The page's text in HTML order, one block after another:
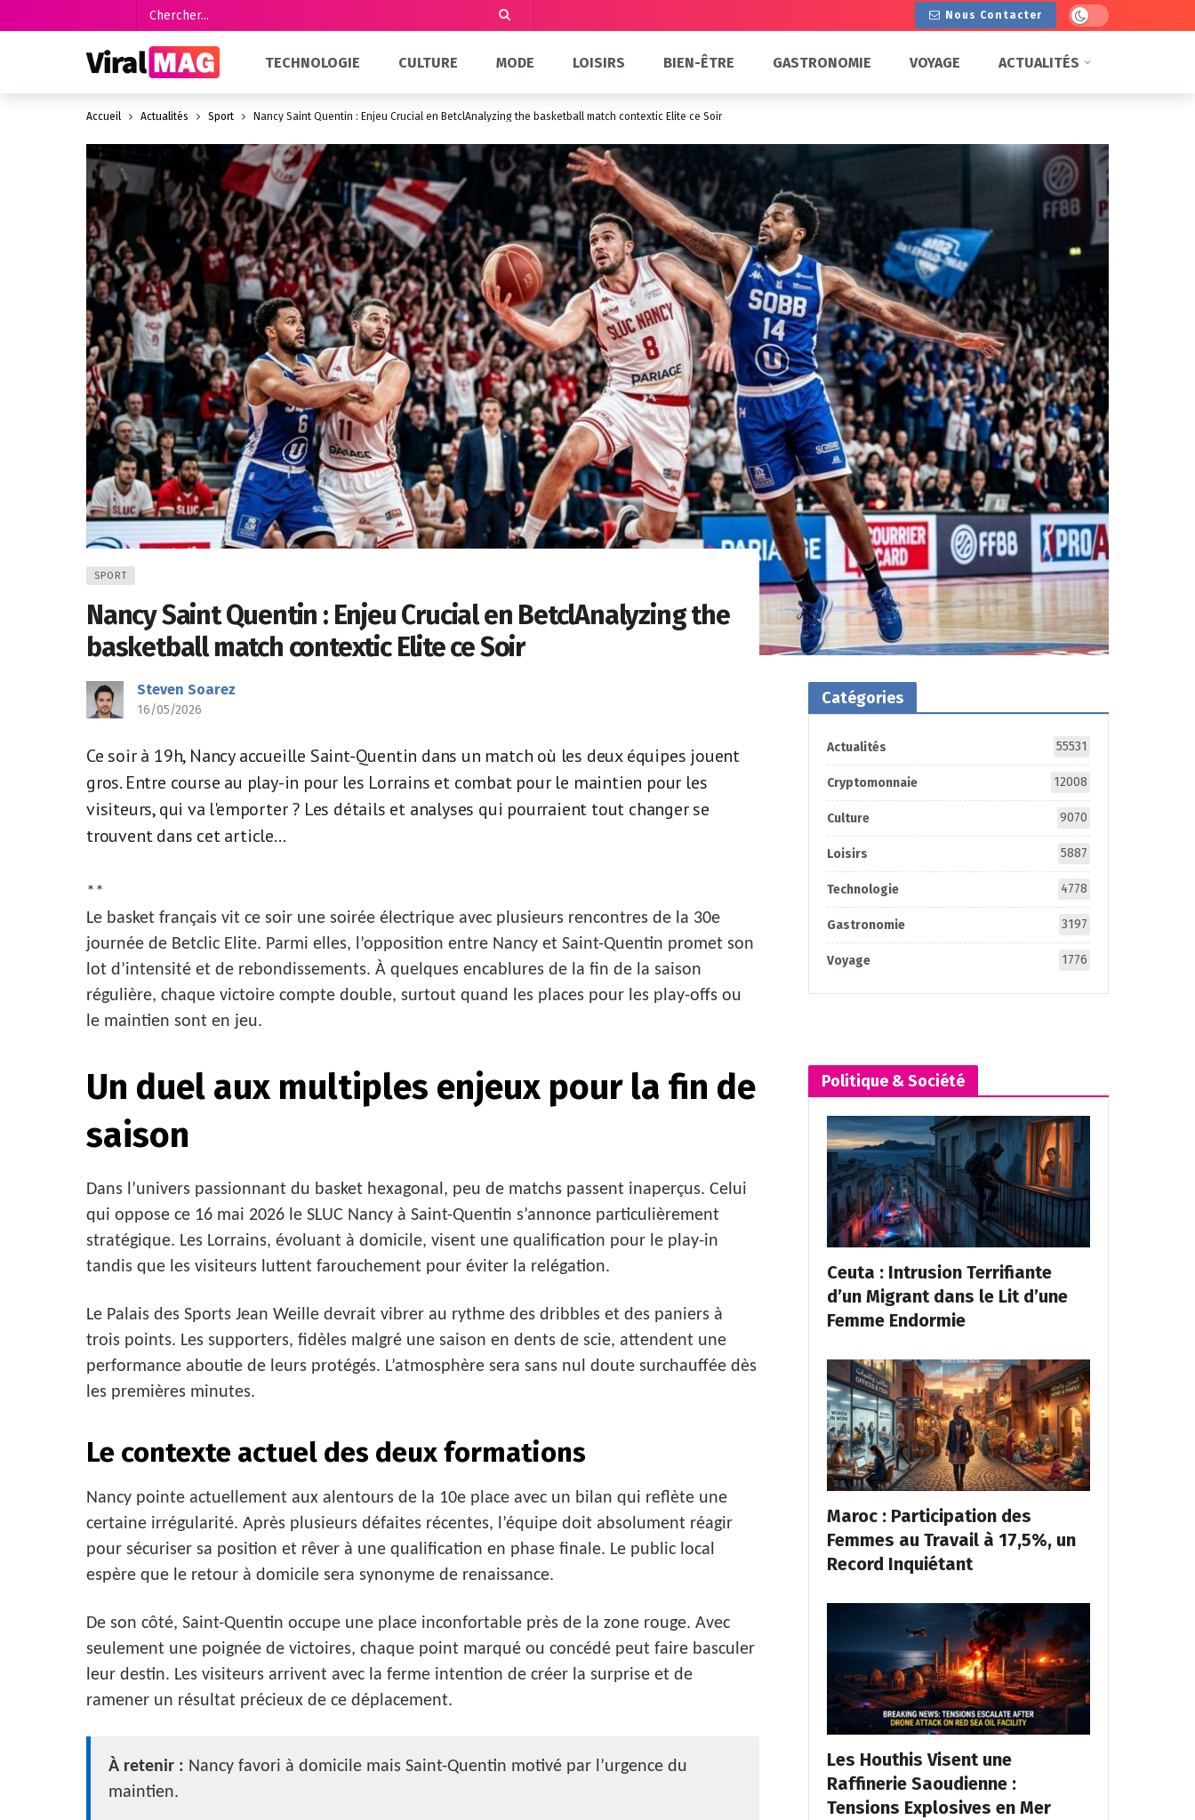
Nous Contacter Dark mode
TECHNOLOGIE CULTURE MODE LOISIRS BIEN-ÊTRE GASTRONOMIE VOYAGE ACTUALITÉS
Accueil Actualités Sport Nancy Saint Quentin : Enjeu Crucial en BetclAnalyzing the basketball match contextic Elite ce Soir
SPORT
Nancy Saint Quentin : Enjeu Crucial en BetclAnalyzing the
basketball match contextic Elite ce Soir
Steven Soarez
16/05/2026
Ce soir à 19h, Nancy accueille Saint-Quentin dans un match où les deux équipes jouent
gros. Entre course au play-in pour les Lorrains et combat pour le maintien pour les
visiteurs, qui va l'emporter ? Les détails et analyses qui pourraient tout changer se
trouvent dans cet article...
**
Le basket français vit ce soir une soirée électrique avec plusieurs rencontres de la 30e
journée de Betclic Elite. Parmi elles, l’opposition entre Nancy et Saint-Quentin promet son
lot d’intensité et de rebondissements. À quelques encablures de la fin de la saison
régulière, chaque victoire compte double, surtout quand les places pour les play-offs ou
le maintien sont en jeu.
Un duel aux multiples enjeux pour la fin de
saison
Dans l’univers passionnant du basket hexagonal, peu de matchs passent inaperçus. Celui
qui oppose ce 16 mai 2026 le SLUC Nancy à Saint-Quentin s’annonce particulièrement
stratégique. Les Lorrains, évoluant à domicile, visent une qualification pour le play-in
tandis que les visiteurs luttent farouchement pour éviter la relégation.
Le Palais des Sports Jean Weille devrait vibrer au rythme des dribbles et des paniers à
trois points. Les supporters, fidèles malgré une saison en dents de scie, attendent une
performance aboutie de leurs protégés. L’atmosphère sera sans nul doute surchauffée dès
les premières minutes.
Le contexte actuel des deux formations
Nancy pointe actuellement aux alentours de la 10e place avec un bilan qui reflète une
certaine irrégularité. Après plusieurs défaites récentes, l’équipe doit absolument réagir
pour sécuriser sa position et rêver à une qualification en phase finale. Le public local
espère que le retour à domicile sera synonyme de renaissance.
De son côté, Saint-Quentin occupe une place inconfortable près de la zone rouge. Avec
seulement une poignée de victoires, chaque point marqué ou concédé peut faire basculer
leur destin. Les visiteurs arrivent avec la ferme intention de créer la surprise et de
ramener un résultat précieux de ce déplacement.
À retenir : Nancy favori à domicile mais Saint-Quentin motivé par l’urgence du
maintien.
Catégories
Actualités 55531
Cryptomonnaie 12008
Culture 9070
Loisirs 5887
Technologie 4778
Gastronomie 3197
Voyage 1776
Politique & Société
Ceuta : Intrusion Terrifiante
d’un Migrant dans le Lit d’une
Femme Endormie
Maroc : Participation des
Femmes au Travail à 17,5%, un
Record Inquiétant
Les Houthis Visent une
Raffinerie Saoudienne :
Tensions Explosives en Mer